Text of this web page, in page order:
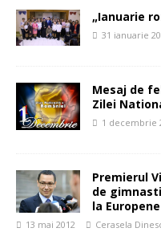
„Ianuarie
31 ianuarie
Mesaj de
Zilei
1 decembrie
Premierul
de
la Europene
13 mai 2012 Cerasela